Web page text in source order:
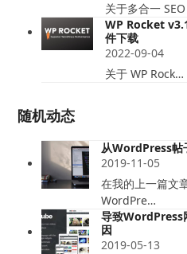
关于多合一
WP Rocket
件下载
2022-09-04
关于 WP Rock…
随机动态
从WordPress帖
2019-11-05
在我的上一篇文
WordPre…
导致WordPress
因
2019-05-13